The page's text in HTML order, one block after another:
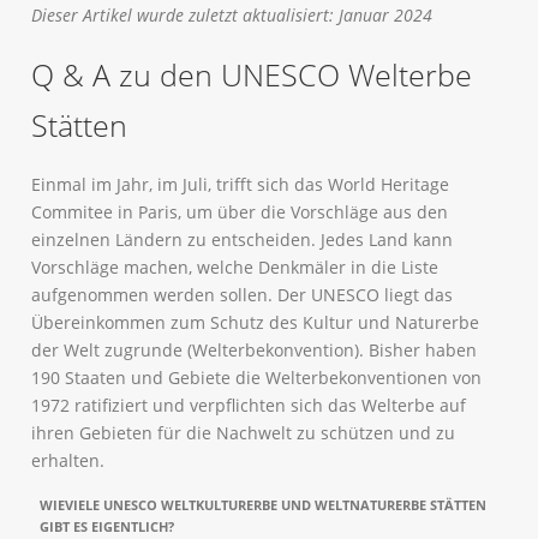
Dieser Artikel wurde zuletzt aktualisiert: Januar 2024
Q & A zu den UNESCO Welterbe
Stätten
Einmal im Jahr, im Juli, trifft sich das World Heritage
Commitee in Paris, um über die Vorschläge aus den
einzelnen Ländern zu entscheiden. Jedes Land kann
Vorschläge machen, welche Denkmäler in die Liste
aufgenommen werden sollen. Der UNESCO liegt das
Übereinkommen zum Schutz des Kultur und Naturerbe
der Welt zugrunde (Welterbekonvention). Bisher haben
190 Staaten und Gebiete die Welterbekonventionen von
1972 ratifiziert und verpflichten sich das Welterbe auf
ihren Gebieten für die Nachwelt zu schützen und zu
erhalten.
WIEVIELE UNESCO WELTKULTURERBE UND WELTNATURERBE STÄTTEN
GIBT ES EIGENTLICH?